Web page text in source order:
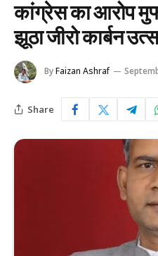
कांग्रेस का आरोप
झूठा जीरो कार्बन
ByFaizan Ashraf
Share